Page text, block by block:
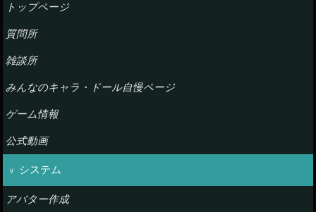
トップページ
質問所
雑談所
みんなのキャラ・ドール自慢ページ
ゲーム情報
公式動画
システム
アバター作成